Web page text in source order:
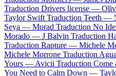
Traduction Drivers license —
Taylor Swift Traduction Teeth —
Seya — Morad Traduction No
Morado — J Balvin Traduction
Traduction Rapture — Michele
Michele Morrone Traduction
Yours — Avicii Traduction
You Need to Calm Down —